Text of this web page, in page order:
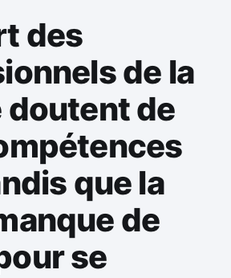
des
de la
de
que la
de
se